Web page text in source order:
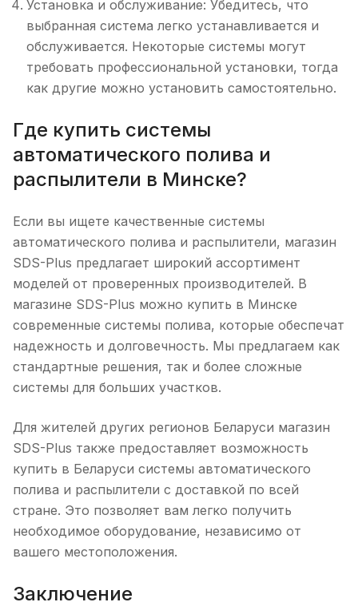
Установка и обслуживание: Убедитесь, что
выбранная система легко устанавливается и
обслуживается. Некоторые системы могут
требовать профессиональной установки, тогда
как другие можно установить самостоятельно.
Где купить системы
автоматического полива и
распылители в Минске?
Если вы ищете качественные системы
автоматического полива и распылители, магазин
SDS-Plus предлагает широкий ассортимент
моделей от проверенных производителей. В
магазине SDS-Plus можно купить в Минске
современные системы полива, которые обеспечат
надежность и долговечность. Мы предлагаем как
стандартные решения, так и более сложные
системы для больших участков.
Для жителей других регионов Беларуси магазин
SDS-Plus также предоставляет возможность
купить в Беларуси системы автоматического
полива и распылители с доставкой по всей
стране. Это позволяет вам легко получить
необходимое оборудование, независимо от
вашего местоположения.
Заключение